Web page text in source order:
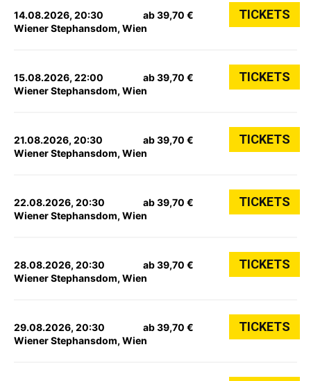
14.08.2026, 20:30
Wiener Stephansdom, Wien
ab 39,70 € TICKETS
15.08.2026, 22:00
Wiener Stephansdom, Wien
ab 39,70 € TICKETS
21.08.2026, 20:30
Wiener Stephansdom, Wien
ab 39,70 € TICKETS
22.08.2026, 20:30
Wiener Stephansdom, Wien
ab 39,70 € TICKETS
28.08.2026, 20:30
Wiener Stephansdom, Wien
ab 39,70 € TICKETS
29.08.2026, 20:30
Wiener Stephansdom, Wien
ab 39,70 € TICKETS